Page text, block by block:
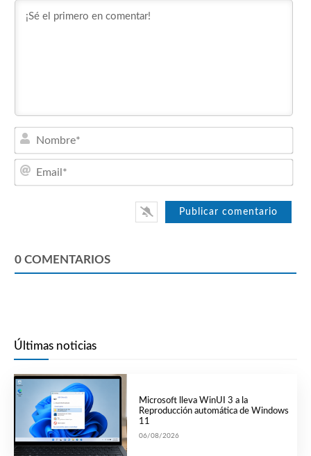
0 COMENTARIOS
Últimas noticias
Microsoft lleva WinUI 3 a la
Reproducción automática de Windows
11
06/08/2026